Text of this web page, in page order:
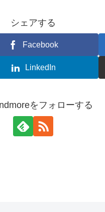
シェアする
Facebook
LinkedIn
をフォローする